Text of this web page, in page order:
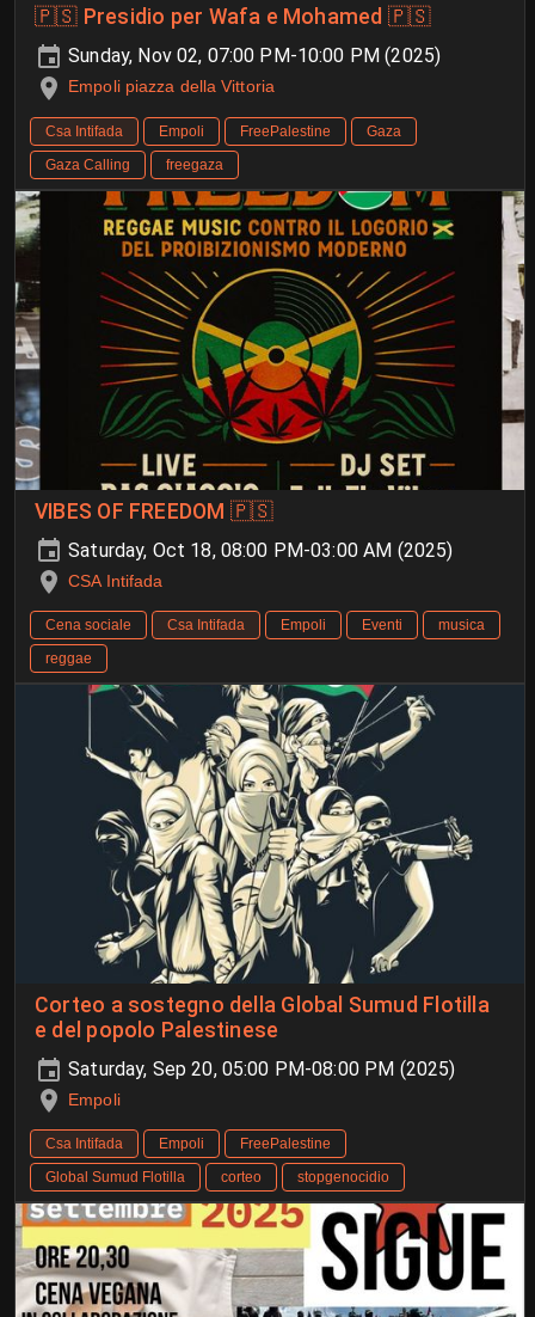
🇵🇸 Presidio per Wafa e Mohamed 🇵🇸
Sunday, Nov 02, 07:00 PM-10:00 PM (2025)
Empoli piazza della Vittoria
Csa Intifada Empoli FreePalestine
Gaza
Gaza Calling
freegaza
VIBES OF FREEDOM 🇵🇸
Saturday, Oct 18, 08:00 PM-03:00 AM (2025)
CSA Intifada
Cena sociale Csa Intifada Empoli Eventi
musica
reggae
Corteo a sostegno della Global Sumud Flotilla
e del popolo Palestinese
Saturday, Sep 20, 05:00 PM-08:00 PM (2025)
Empoli
Csa Intifada Empoli
FreePalestine
Global Sumud Flotilla
corteo stopgenocidio